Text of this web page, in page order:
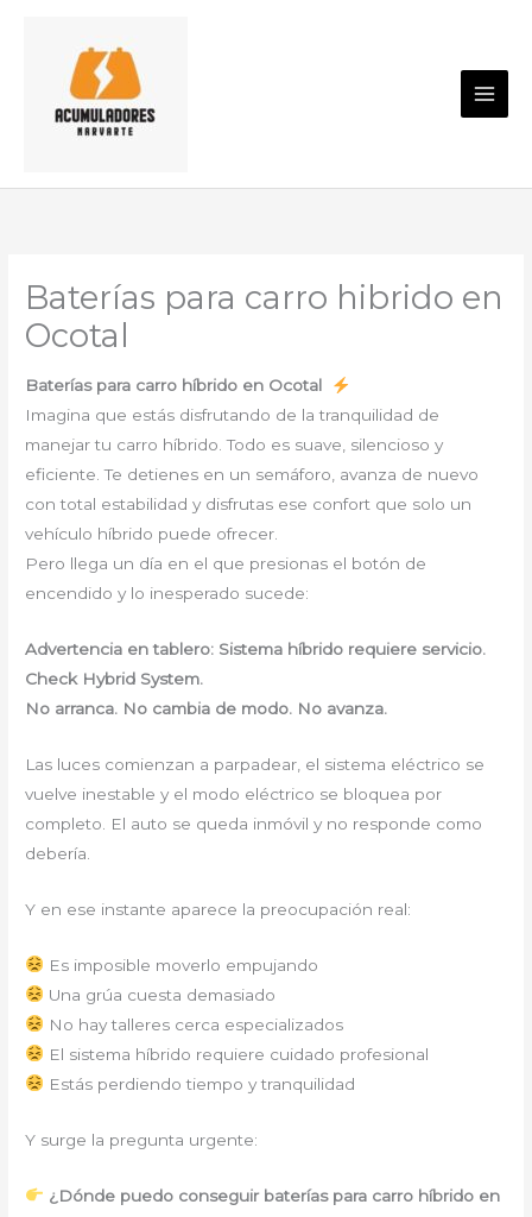
contenido
Baterías para carro hibrido en
Ocotal
Baterías para carro híbrido en Ocotal
Imagina que estás disfrutando de la tranquilidad de
manejar tu carro híbrido. Todo es suave, silencioso y
eficiente. Te detienes en un semáforo, avanza de nuevo
con total estabilidad y disfrutas ese confort que solo un
vehículo híbrido puede ofrecer.
Pero llega un día en el que presionas el botón de
encendido y lo inesperado sucede:
Advertencia en tablero: Sistema híbrido requiere servicio.
Check Hybrid System.
No arranca. No cambia de modo. No avanza.
Las luces comienzan a parpadear, el sistema eléctrico se
vuelve inestable y el modo eléctrico se bloquea por
completo. El auto se queda inmóvil y no responde como
debería.
Y en ese instante aparece la preocupación real:
Es imposible moverlo empujando
Una grúa cuesta demasiado
No hay talleres cerca especializados
El sistema híbrido requiere cuidado profesional
Estás perdiendo tiempo y tranquilidad
Y surge la pregunta urgente:
¿Dónde puedo conseguir baterías para carro híbrido en